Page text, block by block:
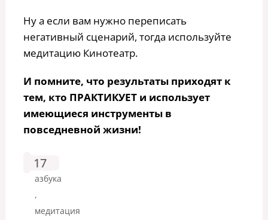
Ну а если вам нужно переписать
негативный сценарий, тогда используйте
медитацию Кинотеатр.
И помните, что результаты приходят к
тем, кто ПРАКТИКУЕТ и использует
имеющиеся инструменты в
повседневной жизни!
азбука
,
медитация
17